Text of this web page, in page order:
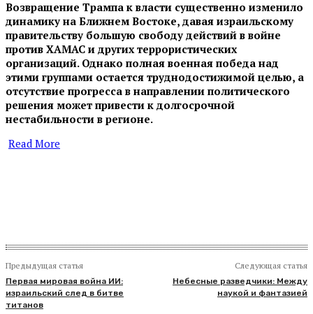
Возвращение Трампа к власти существенно изменило
динамику на Ближнем Востоке, давая израильскому
правительству большую свободу действий в войне
против ХАМАС и других террористических
организаций. Однако полная военная победа над
этими группами остается труднодостижимой целью, а
отсутствие прогресса в направлении политического
решения может привести к долгосрочной
нестабильности в регионе.
Read More
Предыдущая статья
Первая мировая война ИИ:
израильский след в битве
титанов
Следующая статья
Небесные разведчики: Между
наукой и фантазией